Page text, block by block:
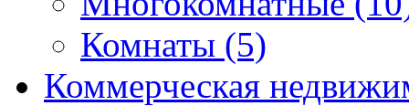
Комнаты (5)
Коммерческая